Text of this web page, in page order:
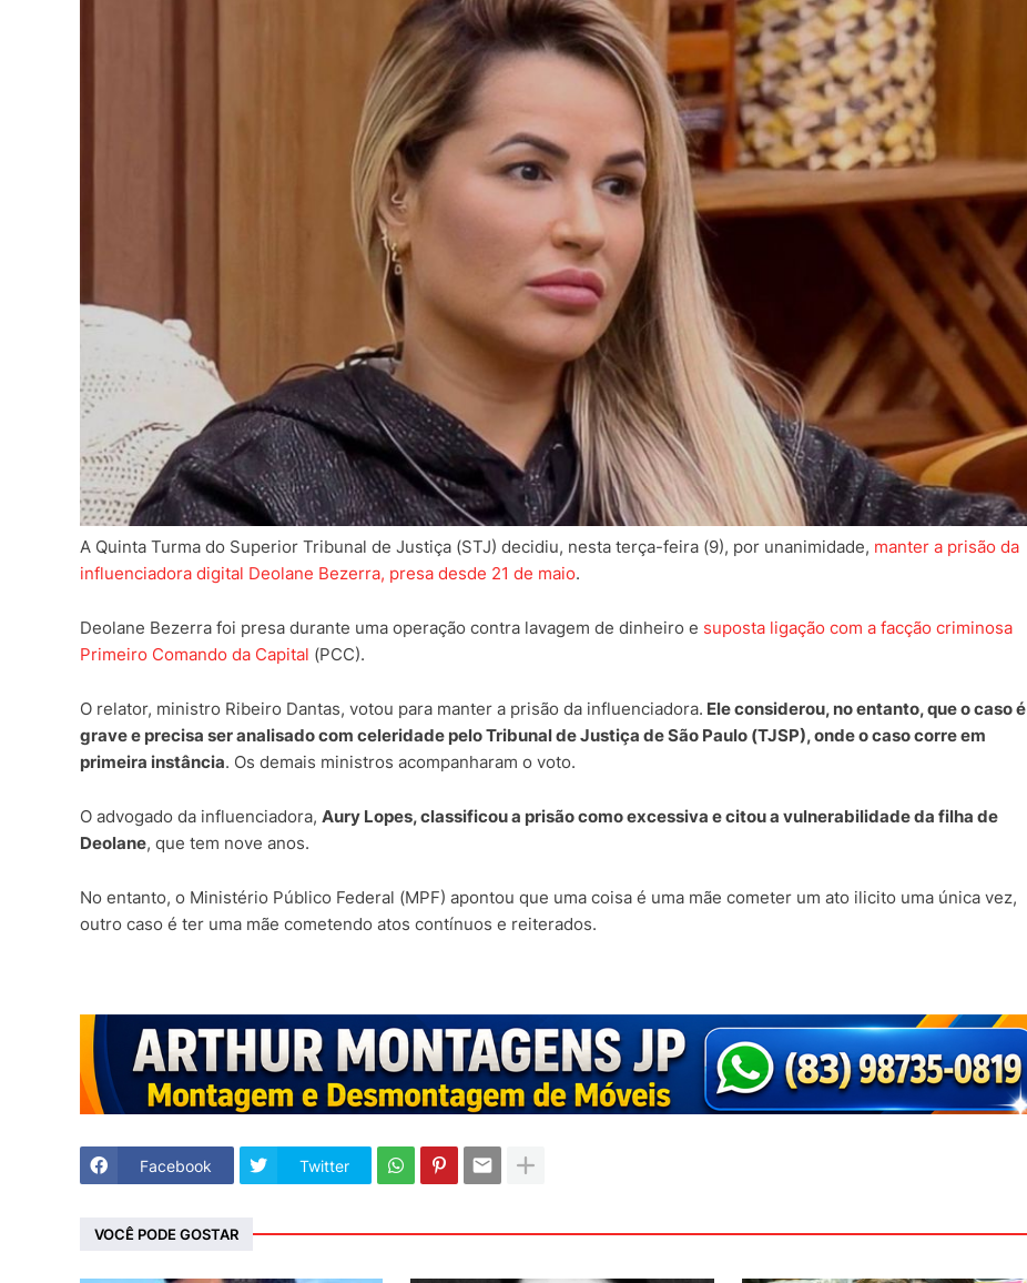
A Quinta Turma do Superior Tribunal de Justiça (STJ) decidiu, nesta terça-feira (9), por unanimidade, manter a prisão da
influenciadora digital Deolane Bezerra, presa desde 21 de maio.
Deolane Bezerra foi presa durante uma operação contra lavagem de dinheiro e suposta ligação com a facção criminosa
Primeiro Comando da Capital (PCC).
O relator, ministro Ribeiro Dantas, votou para manter a prisão da influenciadora. Ele considerou, no entanto, que o caso é
grave e precisa ser analisado com celeridade pelo Tribunal de Justiça de São Paulo (TJSP), onde o caso corre em
primeira instância. Os demais ministros acompanharam o voto.
O advogado da influenciadora, Aury Lopes, classificou a prisão como excessiva e citou a vulnerabilidade da filha de
Deolane, que tem nove anos.
No entanto, o Ministério Público Federal (MPF) apontou que uma coisa é uma mãe cometer um ato ilicito uma única vez,
outro caso é ter uma mãe cometendo atos contínuos e reiterados.
Facebook Twitter
VOCÊ PODE GOSTAR